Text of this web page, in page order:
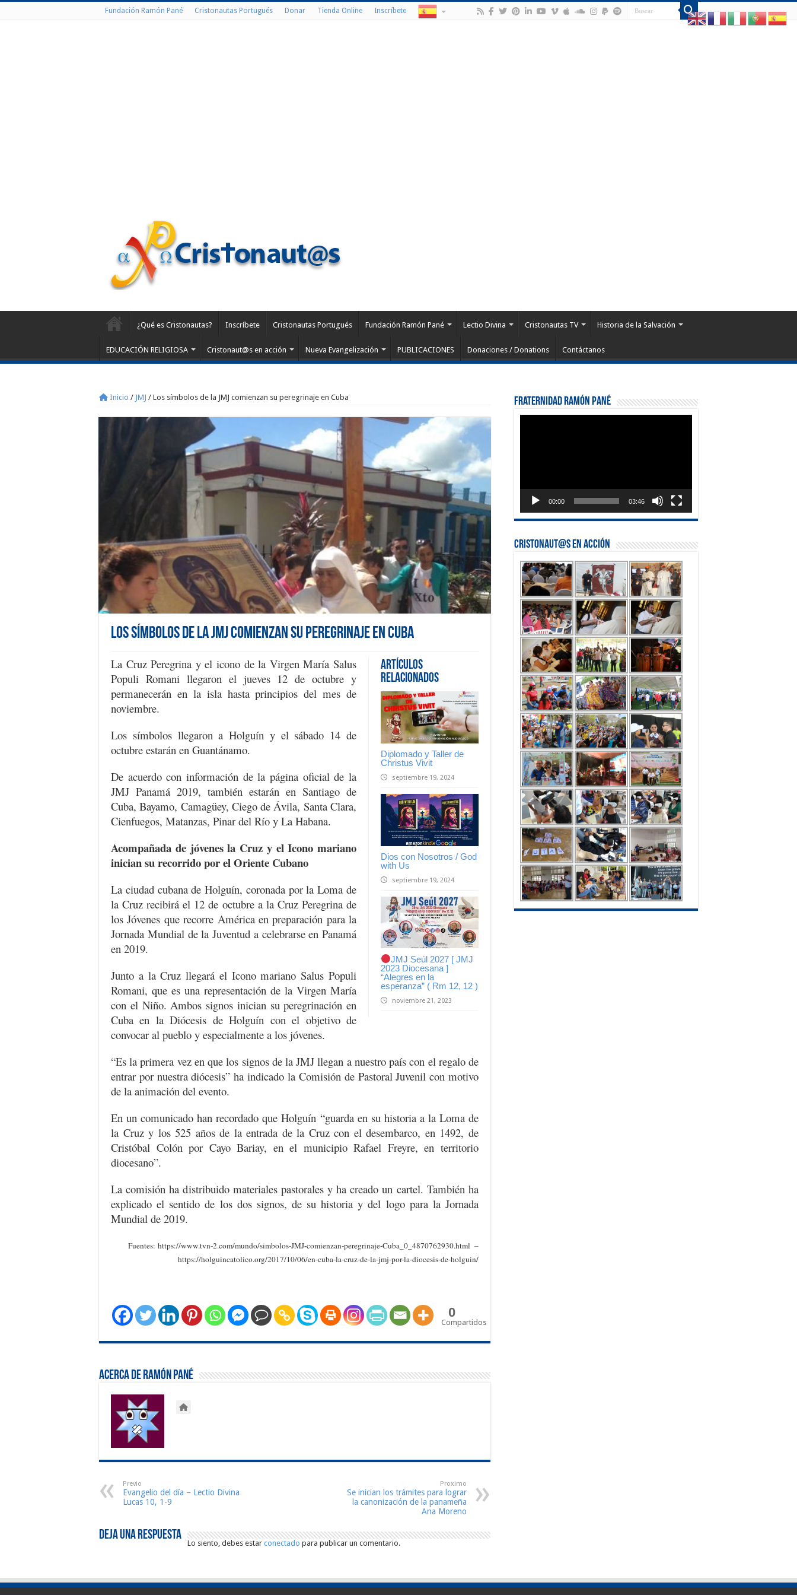
Fundación Ramón Pané Cristonautas Portugués Donar Tienda Online Inscríbete
¿Qué es Cristonautas? Inscríbete Cristonautas Portugués Fundación Ramón Pané Lectio Divina Cristonautas TV Historia de la Salvación
EDUCACIÓN RELIGIOSA Cristonaut@s en acción Nueva Evangelización PUBLICACIONES Donaciones / Donations Contáctanos
Inicio / JMJ / Los símbolos de la JMJ comienzan su peregrinaje en Cuba
Los símbolos de la JMJ comienzan su peregrinaje en Cuba
Artículos
Relacionados
Diplomado y Taller de
Christus Vivit
septiembre 19, 2024
Dios con Nosotros / God
with Us
septiembre 19, 2024
JMJ Seúl 2027 [ JMJ
2023 Diocesana ]
“Alegres en la
esperanza” ( Rm 12, 12 )
noviembre 21, 2023
La Cruz Peregrina y el icono de la Virgen María Salus
Populi Romani llegaron el jueves 12 de octubre y
permanecerán en la isla hasta principios del mes de
noviembre.
Los símbolos llegaron a Holguín y el sábado 14 de
octubre estarán en Guantánamo.
De acuerdo con información de la página oficial de la
JMJ Panamá 2019, también estarán en Santiago de
Cuba, Bayamo, Camagüey, Ciego de Ávila, Santa Clara,
Cienfuegos, Matanzas, Pinar del Río y La Habana.
Acompañada de jóvenes la Cruz y el Icono mariano
inician su recorrido por el Oriente Cubano
La ciudad cubana de Holguín, coronada por la Loma de
la Cruz recibirá el 12 de octubre a la Cruz Peregrina de
los Jóvenes que recorre América en preparación para la
Jornada Mundial de la Juventud a celebrarse en Panamá
en 2019.
Junto a la Cruz llegará el Icono mariano Salus Populi
Romani, que es una representación de la Virgen María
con el Niño. Ambos signos inician su peregrinación en
Cuba en la Diócesis de Holguín con el objetivo de
convocar al pueblo y especialmente a los jóvenes.
“Es la primera vez en que los signos de la JMJ llegan a nuestro país con el regalo de
entrar por nuestra diócesis” ha indicado la Comisión de Pastoral Juvenil con motivo
de la animación del evento.
En un comunicado han recordado que Holguín “guarda en su historia a la Loma de
la Cruz y los 525 años de la entrada de la Cruz con el desembarco, en 1492, de
Cristóbal Colón por Cayo Bariay, en el municipio Rafael Freyre, en territorio
diocesano”.
La comisión ha distribuido materiales pastorales y ha creado un cartel. También ha
explicado el sentido de los dos signos, de su historia y del logo para la Jornada
Mundial de 2019.
Fuentes: https://www.tvn-2.com/mundo/simbolos-JMJ-comienzan-peregrinaje-Cuba_0_4870762930.html –
https://holguincatolico.org/2017/10/06/en-cuba-la-cruz-de-la-jmj-por-la-diocesis-de-holguin/
0
Compartidos
Acerca de Ramón Pané
Previo
Evangelio del día – Lectio Divina
Lucas 10, 1-9
Proximo
Se inician los trámites para lograr
la canonización de la panameña
Ana Moreno
Deja una respuesta
Lo siento, debes estar conectado para publicar un comentario.
Fraternidad Ramón Pané
00:00 03:46
Cristonaut@s en Acción